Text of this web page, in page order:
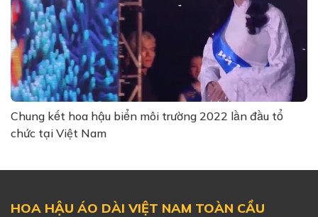
Chung kết hoa hậu biển môi trường 2022 lần đầu tổ
chức tại Việt Nam
HOA HẬU ÁO DÀI VIỆT NAM TOÀN CẦU